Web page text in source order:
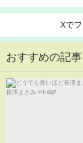
Xで
おすすめの記事